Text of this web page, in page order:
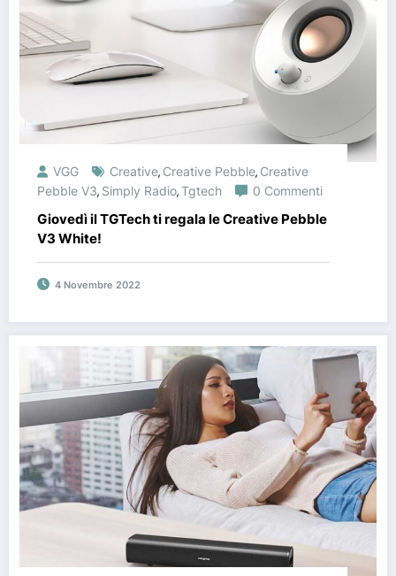
VGG Creative, Creative Pebble, Creative
Pebble V3, Simply Radio,Tgtech 0 Commenti
Giovedì il TGTech ti regala le Creative Pebble
V3 White!
4 Novembre 2022